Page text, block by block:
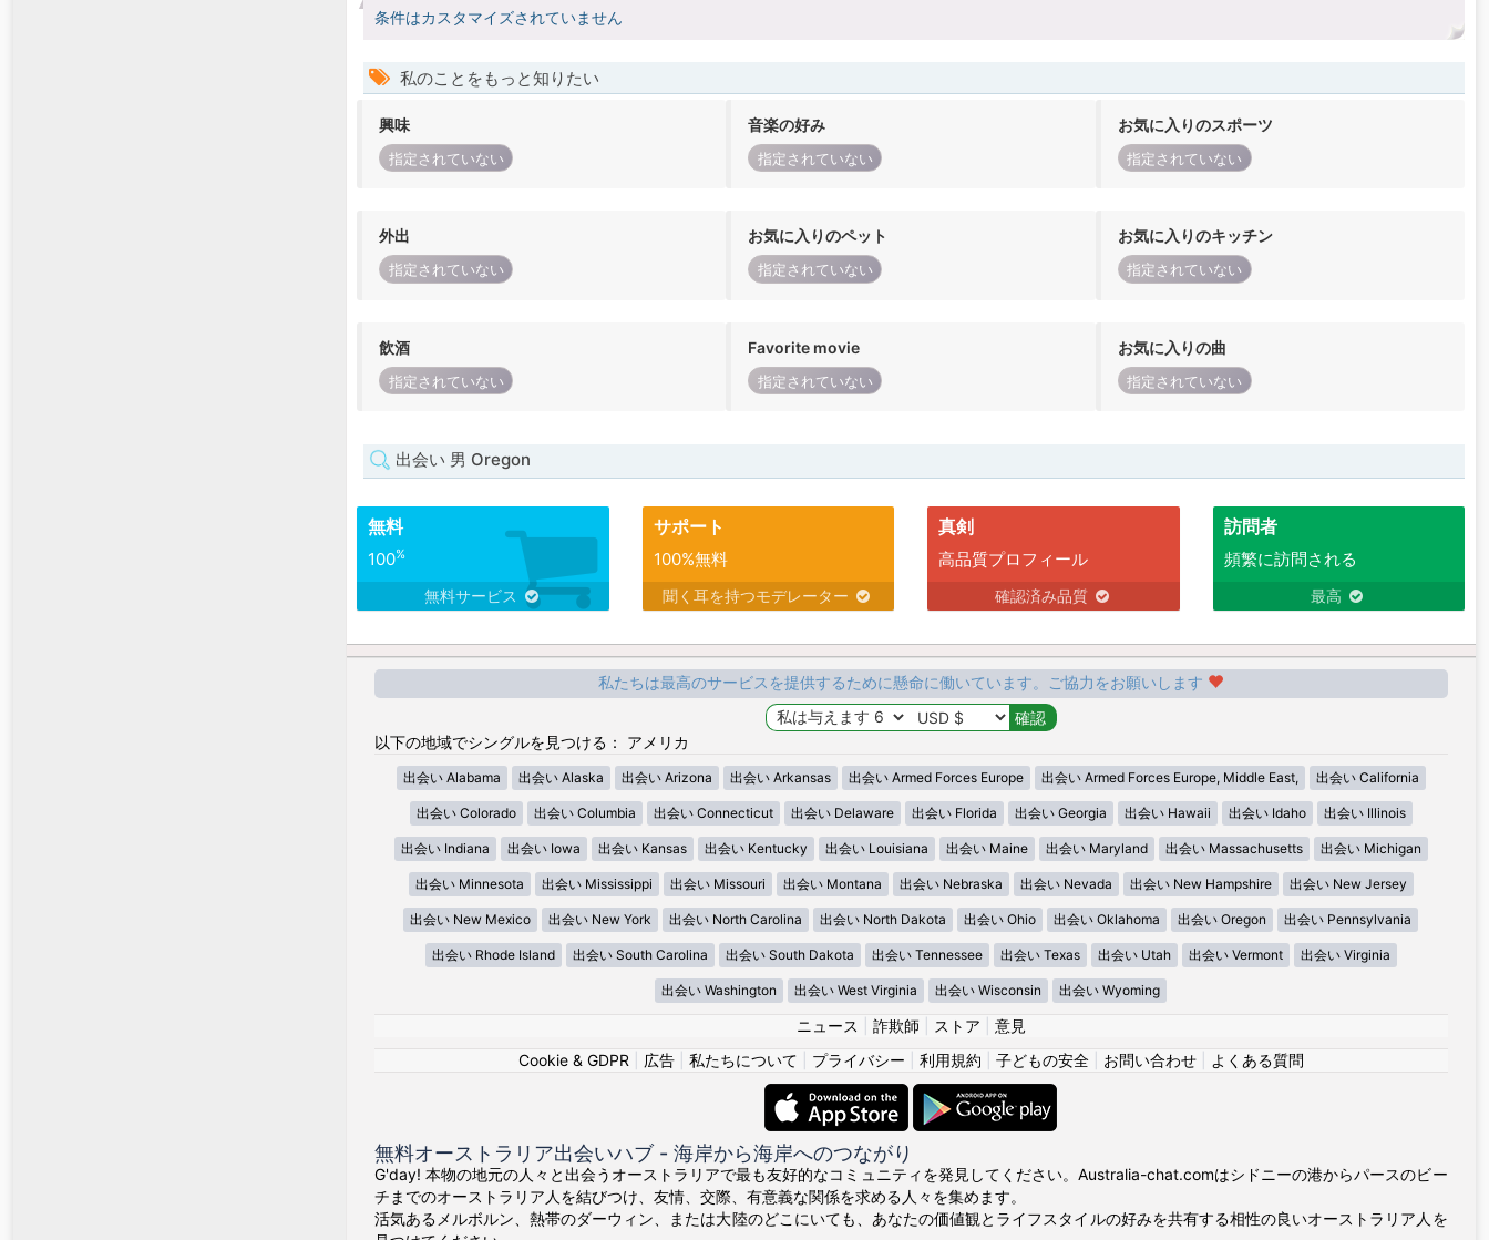
条件はカスタマイズされていません
私のことをもっと知りたい
興味
指定されていない
音楽の好み
指定されていない
お気に入りのスポーツ
指定されていない
外出
指定されていない
お気に入りのペット
指定されていない
お気に入りのキッチン
指定されていない
飲酒
指定されていない
Favorite movie
指定されていない
お気に入りの曲
指定されていない
出会い 男 Oregon
無料
100%
無料サービス
サポート
100%無料
聞く耳を持つモデレーター
真剣
高品質プロフィール
確認済み品質
訪問者
頻繁に訪問される
最高
私たちは最高のサービスを提供するために懸命に働いています。ご協力をお願いします
以下の地域でシングルを見つける： アメリカ
出会い Alabama 出会い Alaska 出会い Arizona 出会い Arkansas 出会い Armed Forces Europe 出会い Armed Forces Europe, Middle East, 出会い California
出会い Colorado 出会い Columbia 出会い Connecticut 出会い Delaware 出会い Florida 出会い Georgia 出会い Hawaii 出会い Idaho 出会い Illinois
出会い Indiana 出会い Iowa 出会い Kansas 出会い Kentucky 出会い Louisiana 出会い Maine 出会い Maryland 出会い Massachusetts 出会い Michigan
出会い Minnesota 出会い Mississippi 出会い Missouri 出会い Montana 出会い Nebraska 出会い Nevada 出会い New Hampshire 出会い New Jersey
出会い New Mexico 出会い New York 出会い North Carolina 出会い North Dakota 出会い Ohio 出会い Oklahoma 出会い Oregon 出会い Pennsylvania
出会い Rhode Island 出会い South Carolina 出会い South Dakota 出会い Tennessee 出会い Texas 出会い Utah 出会い Vermont 出会い Virginia
出会い Washington 出会い West Virginia 出会い Wisconsin 出会い Wyoming
ニュース 詐欺師 ストア
意見
Cookie & GDPR
広告| 私たちについて プライバシー 利用規約 子どもの安全| お問い合わせ| よくある質問
無料オーストラリア出会いハブ - 海岸から海岸へのつながり
G'day! 本物の地元の人々と出会うオーストラリアで最も友好的なコミュニティを発見してください。Australia-chat.comはシドニーの港からパースのビー
チまでのオーストラリア人を結びつけ、友情、交際、有意義な関係を求める人々を集めます。
活気あるメルボルン、熱帯のダーウィン、または大陸のどこにいても、あなたの価値観とライフスタイルの好みを共有する相性の良いオーストラリア人を